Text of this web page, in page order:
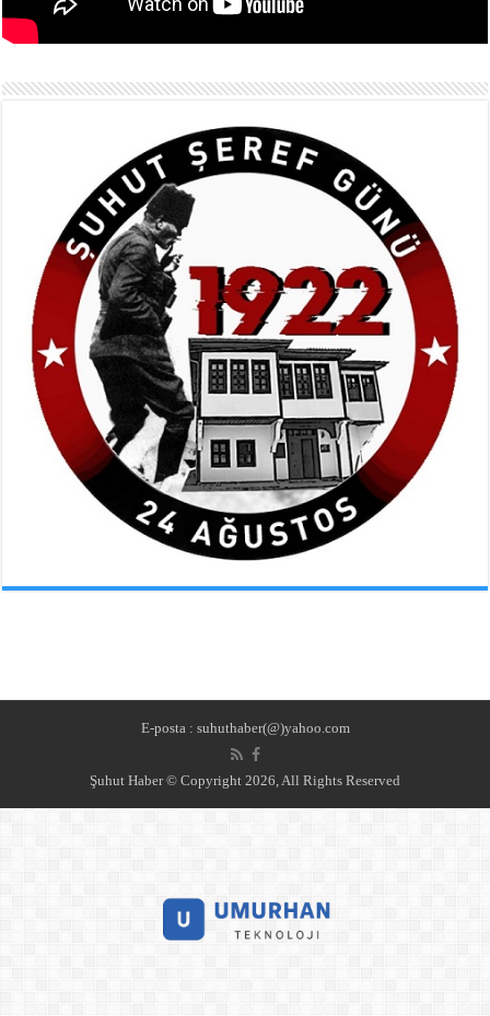
E-posta : suhuthaber(@)yahoo.com
Şuhut Haber © Copyright 2026, All Rights Reserved